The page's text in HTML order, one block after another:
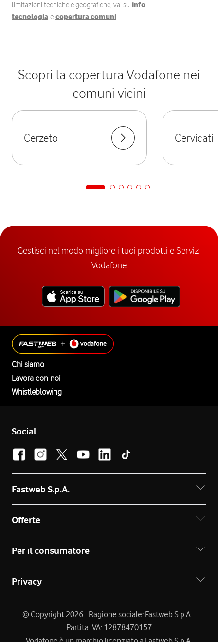
limitazioni tecniche e geografiche, vai su info
tecnologia e copertura comuni.
Scopri la copertura Vodafone nei
comuni vicini
Cerzeto Cervicati
Gestisci nel modo migliore i tuoi prodotti e Servizi
Vodafone
Chi siamo
Lavora con noi
Whistleblowing
Social
Fastweb S.p.A.
Offerte
Per il consumatore
Privacy
© Copyright 2026 - Ragione sociale: Fastweb S.p.A. -
Partita IVA: 12878470157